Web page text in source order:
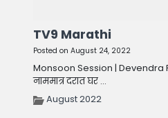
TV9 Marathi
Posted on August 24, 2022
Monsoon Session | Devendra
नाममात्र दरात घर ...
August 2022